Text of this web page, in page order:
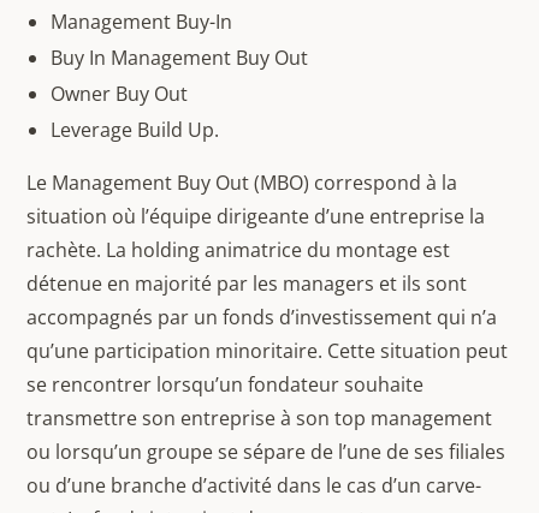
Management Buy-In
Buy In Management Buy Out
Owner Buy Out
Leverage Build Up.
Le Management Buy Out (MBO) correspond à la
situation où l’équipe dirigeante d’une entreprise la
rachète. La holding animatrice du montage est
détenue en majorité par les managers et ils sont
accompagnés par un fonds d’investissement qui n’a
qu’une participation minoritaire. Cette situation peut
se rencontrer lorsqu’un fondateur souhaite
transmettre son entreprise à son top management
ou lorsqu’un groupe se sépare de l’une de ses filiales
ou d’une branche d’activité dans le cas d’un carve-